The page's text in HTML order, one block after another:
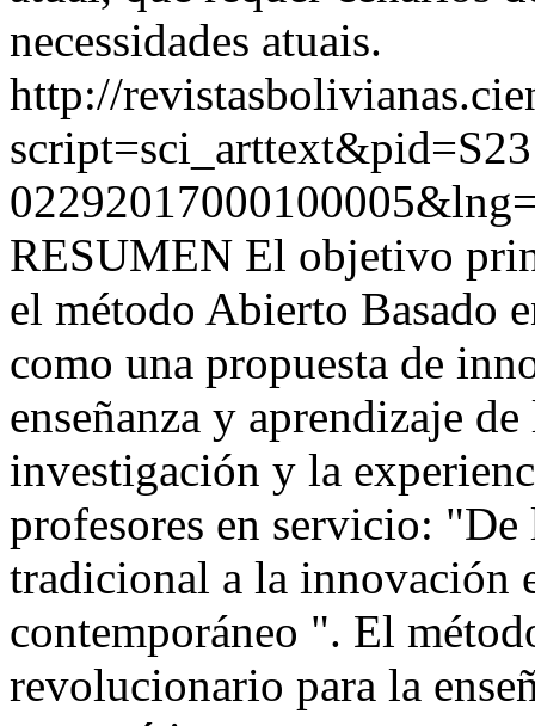
necessidades atuais.
http://
RESUMEN El objetivo
el método Abierto Basado
como una propuesta de
enseñanza y aprendizaje
investigación y la
profesores en servicio: "De
tradicional a la innovación
contemporáneo ". El
revolucionario para la